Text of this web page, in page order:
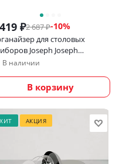
₽2 687₽-10%
для столовых
Joseph Joseph
светло-серый
В наличии
В корзину
ХИТ АКЦИЯ